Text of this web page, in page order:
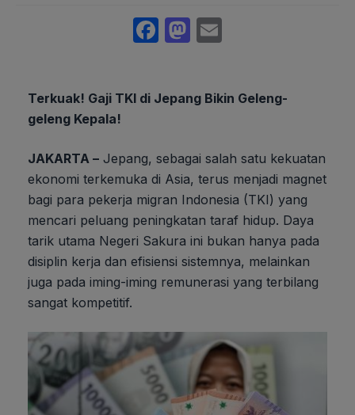
Facebook
Mastodon
Terkuak! Gaji TKI di Jepang Bikin Geleng-
geleng Kepala!
JAKARTA – Jepang, sebagai salah satu kekuatan
ekonomi terkemuka di Asia, terus menjadi magnet
bagi para pekerja migran Indonesia (TKI) yang
mencari peluang peningkatan taraf hidup. Daya
tarik utama Negeri Sakura ini bukan hanya pada
disiplin kerja dan efisiensi sistemnya, melainkan
juga pada iming-iming remunerasi yang terbilang
sangat kompetitif.